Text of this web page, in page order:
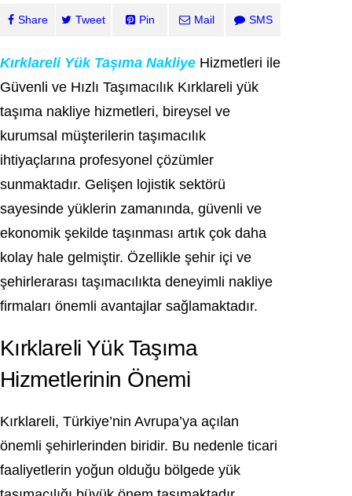
Share Tweet Pin Mail SMS
Kırklareli Yük Taşıma Nakliye Hizmetleri ile
Güvenli ve Hızlı Taşımacılık Kırklareli yük
taşıma nakliye hizmetleri, bireysel ve
kurumsal müşterilerin taşımacılık
ihtiyaçlarına profesyonel çözümler
sunmaktadır. Gelişen lojistik sektörü
sayesinde yüklerin zamanında, güvenli ve
ekonomik şekilde taşınması artık çok daha
kolay hale gelmiştir. Özellikle şehir içi ve
şehirlerarası taşımacılıkta deneyimli nakliye
firmaları önemli avantajlar sağlamaktadır.
Kırklareli Yük Taşıma
Hizmetlerinin Önemi
Kırklareli, Türkiye’nin Avrupa’ya açılan
önemli şehirlerinden biridir. Bu nedenle ticari
faaliyetlerin yoğun olduğu bölgede yük